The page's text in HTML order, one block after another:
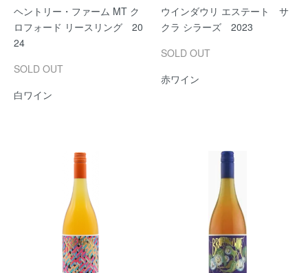
ヘントリー・ファーム MT ク
ロフォード リースリング 20
24
SOLD OUT
白ワイン
ウインダウリ エステート サ
クラ シラーズ 2023
SOLD OUT
赤ワイン